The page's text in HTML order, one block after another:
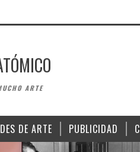
ARTE
DE ARTE PUBLICIDAD